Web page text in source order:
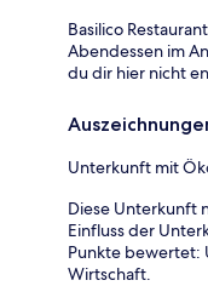
Basilico
Abendessen im
du dir hier nicht
Unterkunft mit
Diese Unterkunft
Einfluss der
Punkte bewertet:
Wirtschaft.